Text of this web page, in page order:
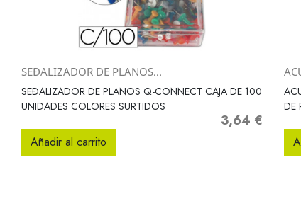
Vista rápida
SEÐALIZADOR DE PLANOS...
SEÐALIZADOR DE PLANOS Q-CONNECT CAJA DE 100
UNIDADES COLORES SURTIDOS
Precio
3,64 €
Añadir al carrito
DE